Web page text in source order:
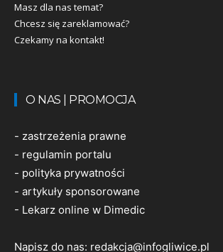
Masz dla nas temat?
Chcesz się zareklamować?
Czekamy na kontakt!
O NAS | PROMOCJA
- zastrzeżenia prawne
- regulamin portalu
- polityka prywatności
- artykuły sponsorowane
- Lekarz online w Dimedic
Napisz do nas: redakcja@infogliwice.pl